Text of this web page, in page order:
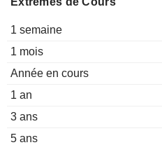
1 semaine
1 mois
Année en cours
1 an
3 ans
5 ans